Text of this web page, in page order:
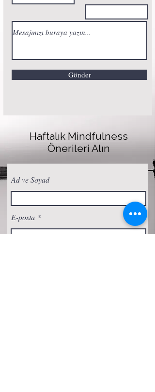
Gönder
Haftalık Mindfulness
Önerileri Alın
Ad ve Soyad
E-posta